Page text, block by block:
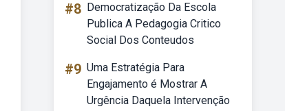
#8 Democratização Da Escola
Publica A Pedagogia Critico
Social Dos Conteudos
#9 Uma Estratégia Para
Engajamento é Mostrar A
Urgência Daquela Intervenção